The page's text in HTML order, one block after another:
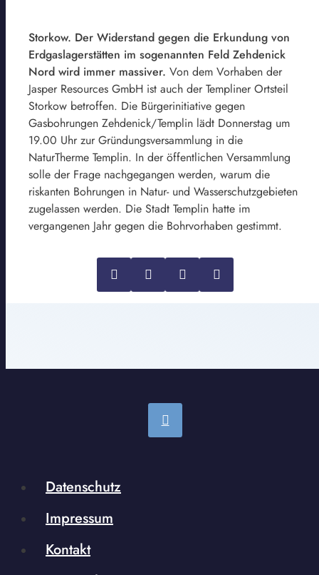
Storkow. Der Widerstand gegen die Erkundung von
Erdgaslagerstätten im sogenannten Feld Zehdenick
Nord wird immer massiver. Von dem Vorhaben der
Jasper Resources GmbH ist auch der Templiner Ortsteil
Storkow betroffen. Die Bürgerinitiative gegen
Gasbohrungen Zehdenick/Templin lädt Donnerstag um
19.00 Uhr zur Gründungsversammlung in die
NaturTherme Templin. In der öffentlichen Versammlung
solle der Frage nachgegangen werden, warum die
riskanten Bohrungen in Natur- und Wasserschutzgebieten
zugelassen werden. Die Stadt Templin hatte im
vergangenen Jahr gegen die Bohrvorhaben gestimmt.
Datenschutz
Impressum
Kontakt